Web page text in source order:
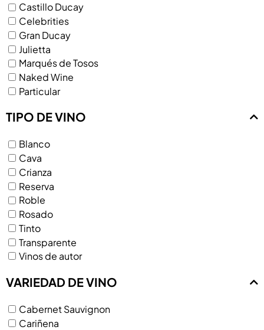
Castillo Ducay
Celebrities
Gran Ducay
Julietta
Marqués de Tosos
Naked Wine
Particular
TIPO DE VINO
Blanco
Cava
Crianza
Reserva
Roble
Rosado
Tinto
Transparente
Vinos de autor
VARIEDAD DE VINO
Cabernet Sauvignon
Cariñena